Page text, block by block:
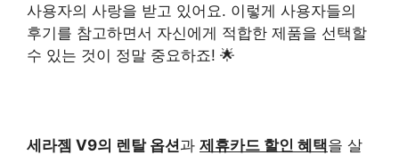
사용자의 사랑을 받고 있어요. 이렇게 사용자들의
후기를 참고하면서 자신에게 적합한 제품을 선택할
수 있는 것이 정말 중요하죠! 🌟
세라젬 V9의 렌탈 옵션과 제휴카드 할인 혜택을 살